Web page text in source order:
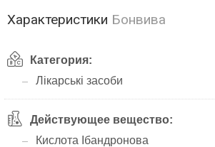
Характеристики Бонвива
Категория:
Лікарські засоби
Действующее вещество:
Кислота Ібандронова